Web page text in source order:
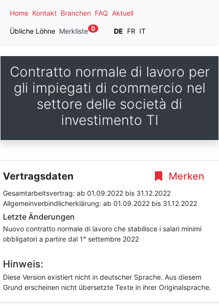
Home Kontakt Branchen FAQ Aktuell
Übliche Löhne Merkliste 0 DE FR IT
Contratto normale di lavoro per
gli impiegati di commercio nel
settore delle società di
investimento TI
Merken
Vertragsdaten
Gesamtarbeitsvertrag: ab 01.09.2022 bis 31.12.2022
Allgemeinverbindlicherklärung: ab 01.09.2022 bis 31.12.2022
Letzte Änderungen
Nuovo contratto normale di lavoro che stabilisce i salari minimi
obbligatori a partire dal 1° settembre 2022
Hinweis:
Diese Version existiert nicht in deutscher Sprache. Aus diesem
Grund erscheinen nicht übersetzte Texte in ihrer Originalsprache.